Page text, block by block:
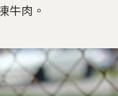
牛肉。